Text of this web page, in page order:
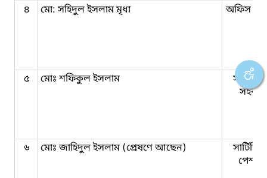
৪ মো: সহিদুল ইসলাম মৃধা অফিস
৫ মোঃ শফিকুল ইসলাম
৬ মোঃ জাহিদুল ইসলাম (প্রেষণে আছেন)